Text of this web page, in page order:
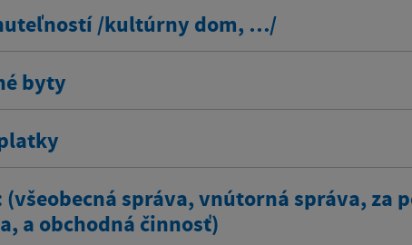
/kultúrny dom, …/
byty
(všeobecná správa, vnútorná správa, za
a obchodná činnosť)